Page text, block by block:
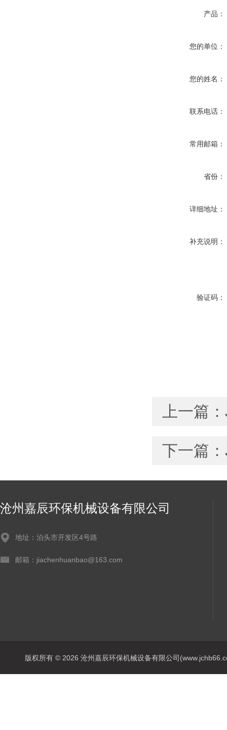
产品：
您的单位：
您的姓名：
联系电话：
常用邮箱：
省份：
详细地址：
补充说明：
验证码：
上一篇：
下一篇：
沧州嘉辰环保机械设备有限公司
地址：泊头市开发区4号路
邮箱：jiachenhuanbao@163.com
版权所有 © 2026 沧州嘉辰环保机械设备有限公司